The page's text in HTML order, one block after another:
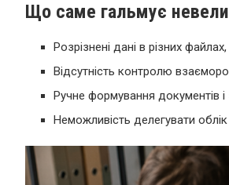
Що саме гальмує
Розрізнені дані в різних
Відсутність контролю
Ручне формування документів і
Неможливість делегувати